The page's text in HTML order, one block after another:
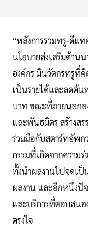
“หลังการรวมทรู-ดีแ
นโยบายส่งเสริมด้าน
องค์กร มีนวัตกรทรูที่
เป็นรายได้และลดต้
บาท ขณะที่ภายนอกอ
และพันธมิตร สร้างสร
ร่วมมือกับสตาร์ทอัพ
กรรมที่เกิดจากความ
ทั้งนำผลงานไปจดเ
ผลงาน และอีกหนึ่งปั
และบริการที่ตอบสนอ
ตรงใจ